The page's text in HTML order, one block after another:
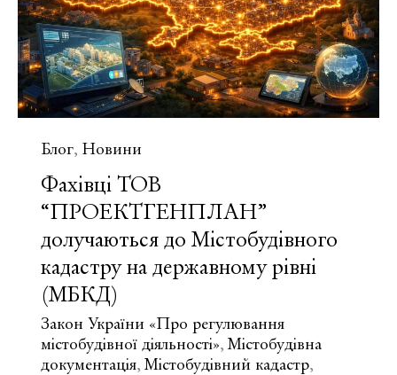
Блог, Новини
Фахівці ТОВ
“ПРОЕКТГЕНПЛАН”
долучаються до Містобудівного
кадастру на державному рівні
(МБКД)
Закон України «Про регулювання
містобудівної діяльності»,Містобудівна
документація,Містобудівний кадастр,